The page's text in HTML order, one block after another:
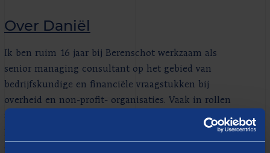
Over Daniël
Ik ben ruim 16 jaar bij Berenschot werkzaam als
senior managing consultant op het gebied van
bedrijfskundige en financiële vraagstukken bij
overheid en non-profit- organisaties. Vaak in rollen
procesbegeleider. Mijn passie is om – samen met de